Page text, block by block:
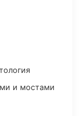
и мостами